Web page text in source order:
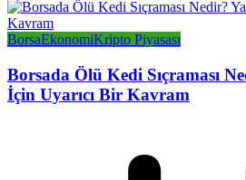
BorsaEkonomiKripto Piyasası
Borsada Ölü Kedi Sıçraması
İçin Uyarıcı Bir Kavram